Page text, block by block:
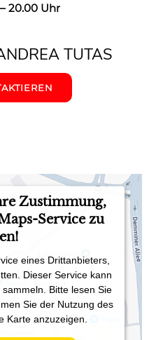
20.00 Uhr
TUTAS
Zustimmung,
Service zu
eines Drittanbieters,
Dieser Service kann
Bitte lesen Sie
Sie der Nutzung des
Karte anzuzeigen.